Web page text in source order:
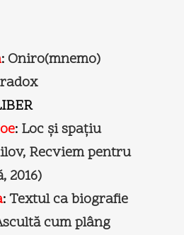
: Oniro(mnemo)
: Loc și spațiu
Recviem pentru
2016)
:Textul ca biografie
cum plâng